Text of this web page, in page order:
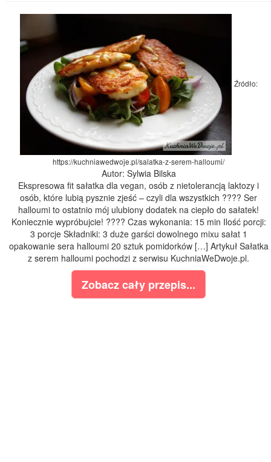
Źródło:
https://kuchniawedwoje.pl/salatka-z-serem-halloumi/
Autor: Sylwia Bilska
Ekspresowa fit sałatka dla vegan, osób z nietolerancją laktozy i
osób, które lubią pysznie zjeść – czyli dla wszystkich ???? Ser
halloumi to ostatnio mój ulubiony dodatek na ciepło do sałatek!
Koniecznie wypróbujcie! ???? Czas wykonania: 15 min Ilość porcji:
3 porcje Składniki: 3 duże garści dowolnego mixu sałat 1
opakowanie sera halloumi 20 sztuk pomidorków […] Artykuł Sałatka
z serem halloumi pochodzi z serwisu KuchniaWeDwoje.pl.
Zobacz cały przepis...